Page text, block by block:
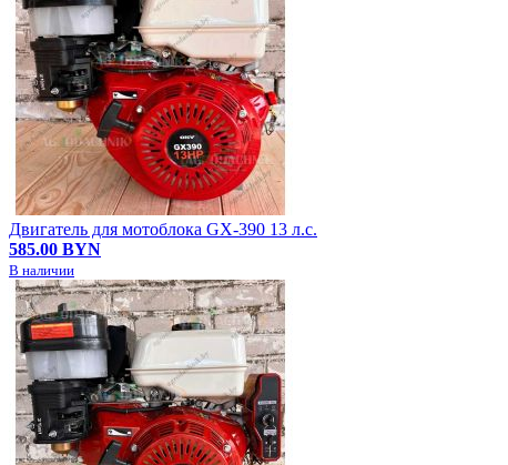
Двигатель для мотоблока GX-390 13 л.с.
585.00 BYN
В наличии